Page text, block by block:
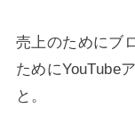
売上のためにブ
ためにYouTube
と。